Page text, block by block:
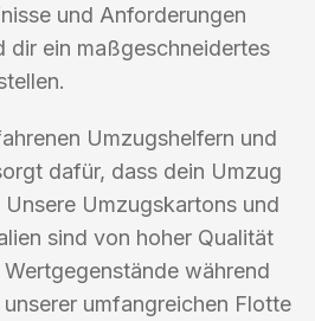
und Anforderungen
dir ein maßgeschneidertes
Umzugshelfern und
dafür, dass dein Umzug
Umzugskartons und
sind von hoher Qualität
während
umfangreichen Flotte